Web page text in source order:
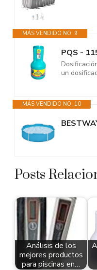
MÁS VENDIDO NO. 9
un
MÁS VENDIDO NO. 10
Posts
Análisis de los
mejores productos
para piscinas en…